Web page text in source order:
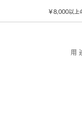
￥8,000以上
用